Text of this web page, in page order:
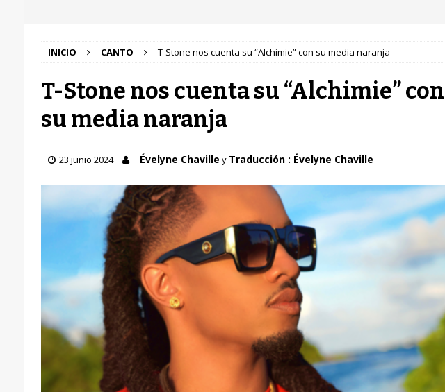
INICIO CANTO T-Stone nos cuenta su “Alchimie” con su media naranja
T-Stone nos cuenta su “Alchimie” con
su media naranja
23 junio 2024 Évelyne Chaville y Traducción : Évelyne Chaville